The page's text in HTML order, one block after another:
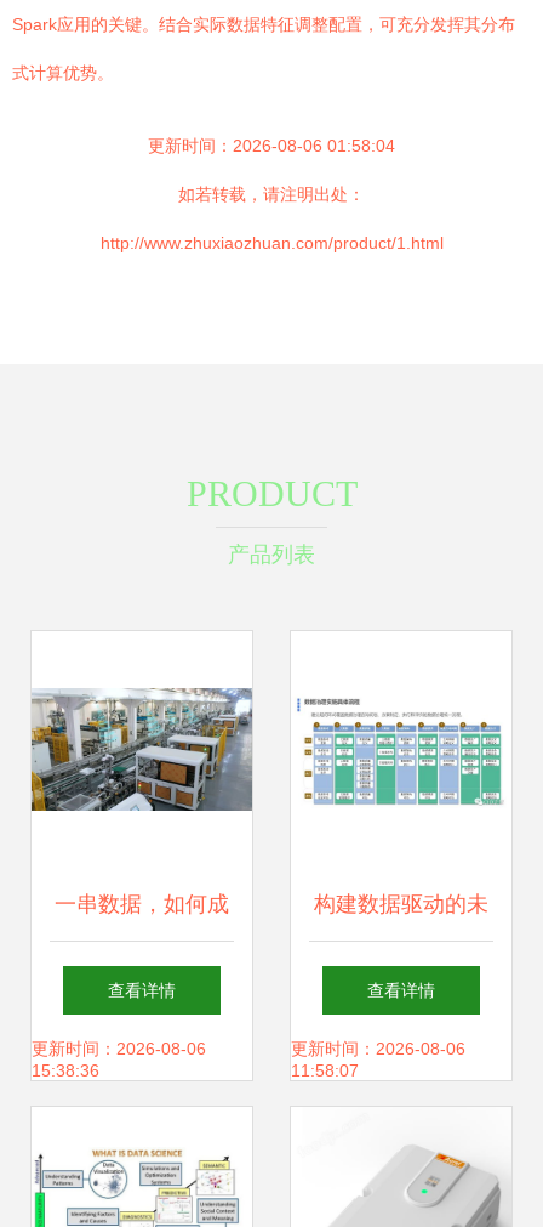
Spark应用的关键。结合实际数据特征调整配置，可充分发挥其分布
式计算优势。
更新时间：2026-08-06 01:58:04
如若转载，请注明出处：
http://www.zhuxiaozhuan.com/product/1.html
PRODUCT
产品列表
一串数据，如何成
为解锁智慧工厂
的“金钥匙”？
查看详情
更新时间：2026-08-06
15:38:36
构建数据驱动的未
来 基于数据中台的
数据治理与存储支
查看详情
更新时间：2026-08-06
11:58:07